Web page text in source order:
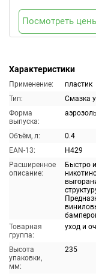
Характеристики
Применение:
пластик
Тип:
Смазка
Форма
выпуска:
аэрозоль
Объём, л:
0.4
EAN-13:
H429
Расширенное
описание:
Быстро
Товарная
группа:
уход и
Высота
упаковки,
мм:
235
Посмотреть